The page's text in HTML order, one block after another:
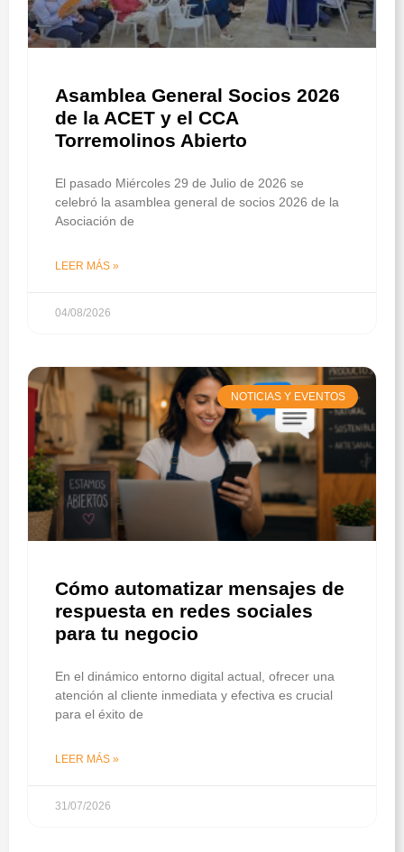
Asamblea General Socios 2026
de la ACET y el CCA
Torremolinos Abierto
El pasado Miércoles 29 de Julio de 2026 se
celebró la asamblea general de socios 2026 de la
Asociación de
LEER MÁS »
04/08/2026
NOTICIAS Y EVENTOS
Cómo automatizar mensajes de
respuesta en redes sociales
para tu negocio
En el dinámico entorno digital actual, ofrecer una
atención al cliente inmediata y efectiva es crucial
para el éxito de
LEER MÁS »
31/07/2026